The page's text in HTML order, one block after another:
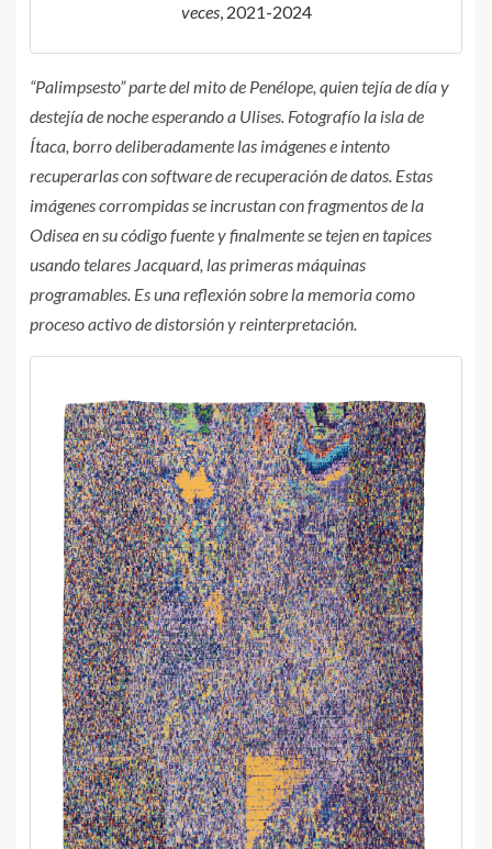
veces, 2021-2024
“Palimpsesto” parte del mito de Penélope, quien tejía de día y
destejía de noche esperando a Ulises. Fotografío la isla de
Ítaca, borro deliberadamente las imágenes e intento
recuperarlas con software de recuperación de datos. Estas
imágenes corrompidas se incrustan con fragmentos de la
Odisea en su código fuente y finalmente se tejen en tapices
usando telares Jacquard, las primeras máquinas
programables. Es una reflexión sobre la memoria como
proceso activo de distorsión y reinterpretación.